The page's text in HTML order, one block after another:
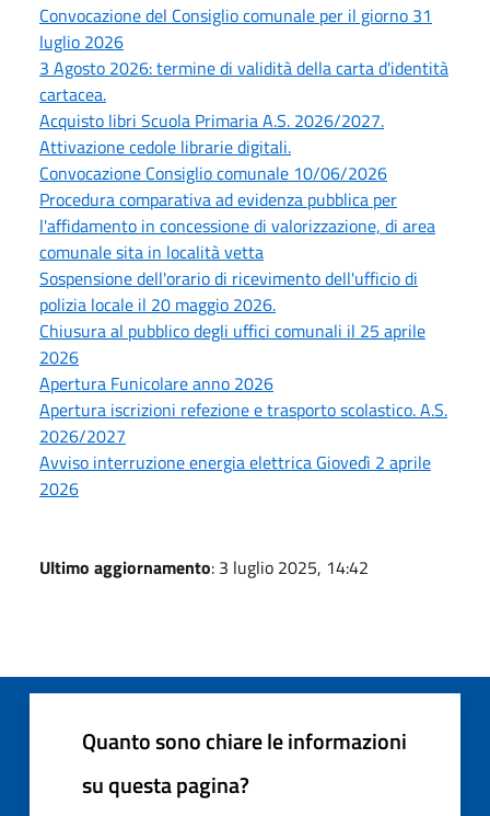
Convocazione del Consiglio comunale per il giorno 31
luglio 2026
3 Agosto 2026: termine di validità della carta d'identità
cartacea.
Acquisto libri Scuola Primaria A.S. 2026/2027.
Attivazione cedole librarie digitali.
Convocazione Consiglio comunale 10/06/2026
Procedura comparativa ad evidenza pubblica per
l'affidamento in concessione di valorizzazione, di area
comunale sita in località vetta
Sospensione dell'orario di ricevimento dell'ufficio di
polizia locale il 20 maggio 2026.
Chiusura al pubblico degli uffici comunali il 25 aprile
2026
Apertura Funicolare anno 2026
Apertura iscrizioni refezione e trasporto scolastico. A.S.
2026/2027
Avviso interruzione energia elettrica Giovedì 2 aprile
2026
Ultimo aggiornamento: 3 luglio 2025, 14:42
Quanto sono chiare le informazioni
su questa pagina?